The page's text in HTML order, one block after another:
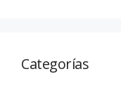
Categorías